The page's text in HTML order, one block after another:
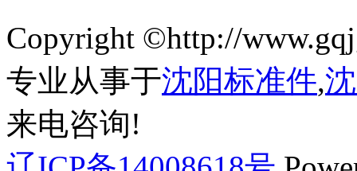
Copyright ©http://
专业从事于沈阳标准件,
来电咨询!